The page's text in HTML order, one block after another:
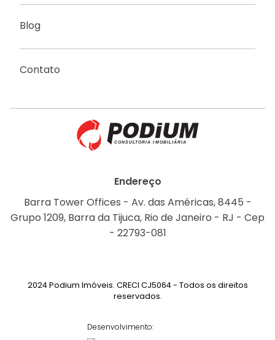
Blog
Contato
Endereço
Barra Tower Offices - Av. das Américas, 8445 -
Grupo 1209, Barra da Tijuca, Rio de Janeiro - RJ - Cep
- 22793-081
2024 Podium Imóveis. CRECI CJ5064 - Todos os direitos
reservados.
Desenvolvimento: